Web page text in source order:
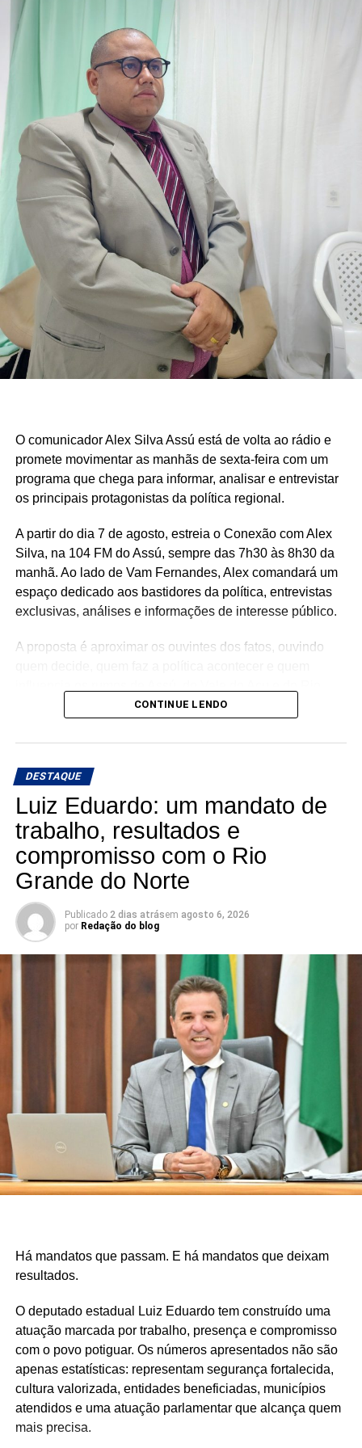
consolidando uma atuação parlamentar marcada pela
presença nos municípios e por investimentos que
continuam gerando benefícios para a população.
O comunicador Alex Silva Assú está de volta ao rádio e
promete movimentar as manhãs de sexta-feira com um
programa que chega para informar, analisar e entrevistar
os principais protagonistas da política regional.
A partir do dia 7 de agosto, estreia o Conexão com Alex
Silva, na 104 FM do Assú, sempre das 7h30 às 8h30 da
manhã. Ao lado de Vam Fernandes, Alex comandará um
espaço dedicado aos bastidores da política, entrevistas
exclusivas, análises e informações de interesse público.
A proposta é aproximar os ouvintes dos fatos, ouvindo
🎙️ O rádio ganha um novo espaço para o debate, a
Conexão com Alex Silva: onde a notícia ganha voz e os
bastidores viram informação.
📅 Estreia: 7 de agosto
📻 104 FM do Assú
🕢 Toda sexta-feira, das 7h30 às 8h30 da manhã.
CONTINUE LENDO
DESTAQUE
Luiz Eduardo: um mandato de
trabalho, resultados e
compromisso com o Rio
Grande do Norte
Publicado 2 dias atrásem agosto 6, 2026
por Redação do blog
Há mandatos que passam. E há mandatos que deixam
resultados.
O deputado estadual Luiz Eduardo tem construído uma
atuação marcada por trabalho, presença e compromisso
com o povo potiguar. Os números apresentados não são
apenas estatísticas: representam segurança fortalecida,
cultura valorizada, entidades beneficiadas, municípios
atendidos e uma atuação parlamentar que alcança quem
mais precisa.